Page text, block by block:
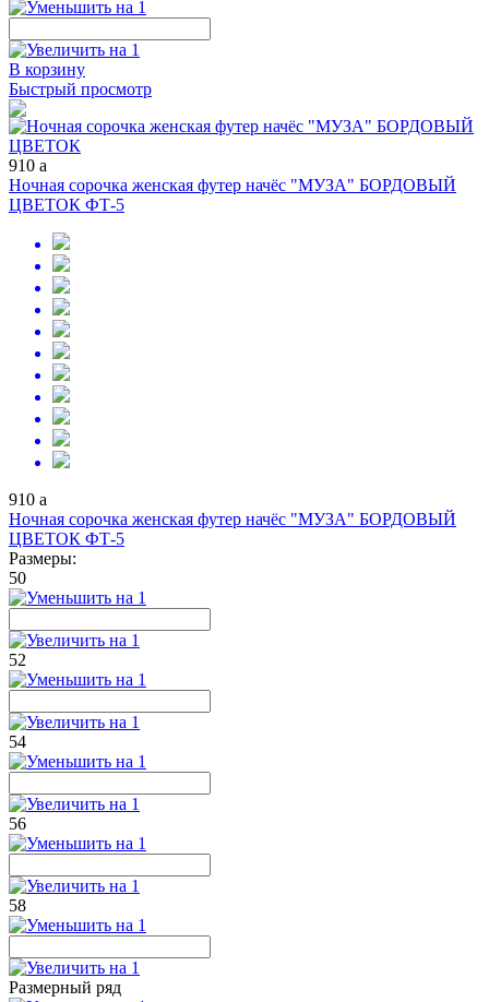
В корзину
Быстрый просмотр
910 a
Ночная сорочка женская футер начёс "МУЗА" БОРДОВЫЙ
ЦВЕТОК ФТ-5
910 a
Ночная сорочка женская футер начёс "МУЗА" БОРДОВЫЙ
ЦВЕТОК ФТ-5
Размеры:
50
52
54
56
58
Размерный ряд